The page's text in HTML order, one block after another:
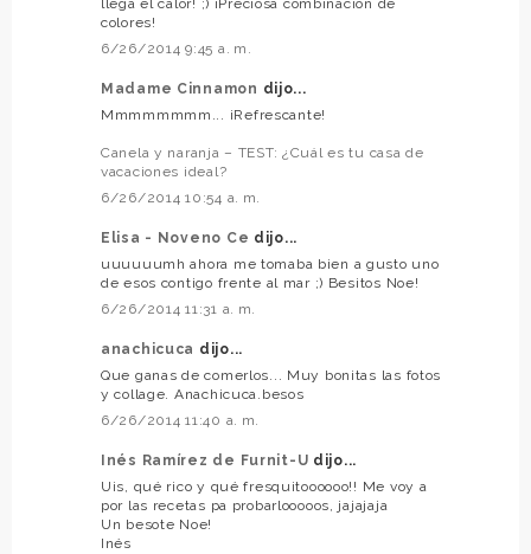
llega el calor! ;) ¡Preciosa combinación de
colores!
6/26/2014 9:45 a. m.
Madame Cinnamon dijo...
Mmmmmmmm... ¡Refrescante!
Canela y naranja – TEST: ¿Cuál es tu casa de
vacaciones ideal?
6/26/2014 10:54 a. m.
Elisa - Noveno Ce dijo...
uuuuuumh ahora me tomaba bien a gusto uno
de esos contigo frente al mar ;) Besitos Noe!
6/26/2014 11:31 a. m.
anachicuca dijo...
Que ganas de comerlos... Muy bonitas las fotos
y collage. Anachicuca.besos
6/26/2014 11:40 a. m.
Inés Ramírez de Furnit-U dijo...
Uis, qué rico y qué fresquitoooooo!! Me voy a
por las recetas pa probarlooooos, jajajaja
Un besote Noe!
Inés